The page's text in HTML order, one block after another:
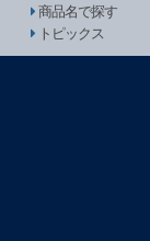
商品名で探す
トピックス